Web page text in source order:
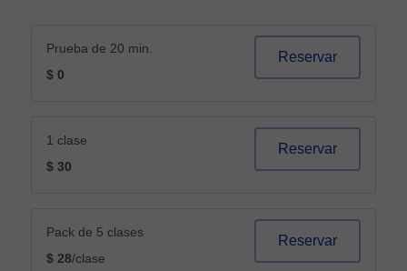
Prueba de 20 min.
$ 0
Reservar
1 clase
$ 30
Reservar
Pack de 5 clases
$ 28/clase
Reservar